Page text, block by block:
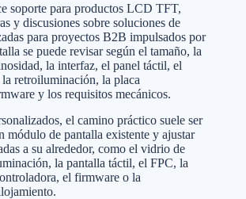
soporte para productos LCD TFT,
y discusiones sobre soluciones de
para proyectos B2B impulsados por
se puede revisar según el tamaño, la
la interfaz, el panel táctil, el
retroiluminación, la placa
y los requisitos mecánicos.
el camino práctico suele ser
módulo de pantalla existente y ajustar
a su alrededor, como el vidrio de
la pantalla táctil, el FPC, la
el firmware o la